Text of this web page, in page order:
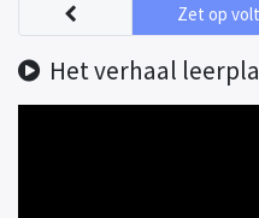
Het verhaal
Zet op